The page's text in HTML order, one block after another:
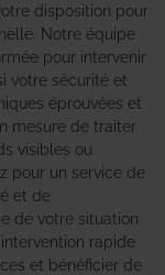
disposition pour
Notre équipe
pour intervenir
votre sécurité et
éprouvées et
mesure de traiter
visibles ou
pour un service de
et de
de votre situation
rapide
et bénéficier de